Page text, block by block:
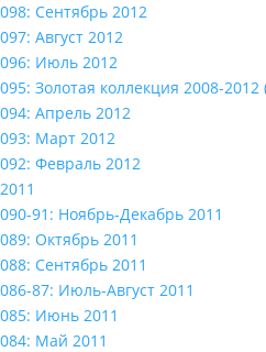
098: Сентябрь 2012
097: Август 2012
096: Июль 2012
095: Золотая коллекция 2008-
094: Апрель 2012
093: Март 2012
092: Февраль 2012
2011
090-91: Ноябрь-Декабрь 2011
089: Октябрь 2011
088: Сентябрь 2011
086-87: Июль-Август 2011
085: Июнь 2011
084: Май 2011